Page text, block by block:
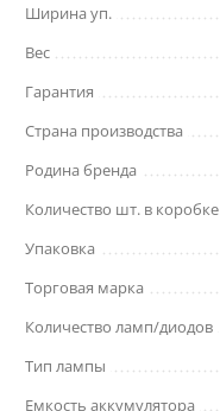
Ширина уп.
Вес
Гарантия
Страна производства
Родина бренда
Количество шт. в коробке
Упаковка
Торговая марка
Количество ламп/диодов
Тип лампы
Емкость аккумулятора